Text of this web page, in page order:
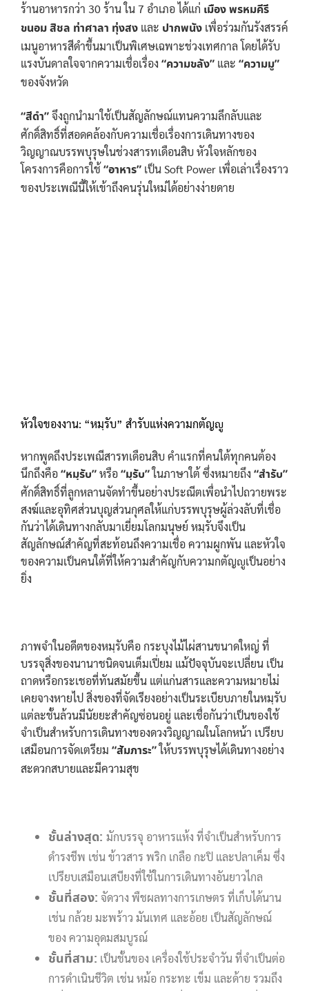
ร้านอาหารกว่า 30 ร้าน ใน 7 อำเภอ ได้แก่ เมือง พรหมคีรี
ขนอม สิชล ท่าศาลา ทุ่งสง และ ปากพนัง เพื่อร่วมกันรังสรรค์
เมนูอาหารสีดำขึ้นมาเป็นพิเศษเฉพาะช่วงเทศกาล โดยได้รับ
แรงบันดาลใจจากความเชื่อเรื่อง “ความขลัง” และ “ความมู”
ของจังหวัด
“สีดำ”จึงถูกนำมาใช้เป็นสัญลักษณ์แทนความลึกลับและ
ศักดิ์สิทธิ์ที่สอดคล้องกับความเชื่อเรื่องการเดินทางของ
วิญญาณบรรพบุรุษในช่วงสารทเดือนสิบ หัวใจหลักของ
โครงการคือการใช้ “อาหาร” เป็น Soft Power เพื่อเล่าเรื่องราว
ของประเพณีนี้ให้เข้าถึงคนรุ่นใหม่ได้อย่างง่ายดาย
หัวใจของงาน: “หมฺรับ” สำรับแห่งความกตัญญู
หากพูดถึงประเพณีสารทเดือนสิบ คำแรกที่คนใต้ทุกคนต้อง
นึกถึงคือ“หมฺรับ”หรือ“มฺรับ”ในภาษาใต้ ซึ่งหมายถึง “สำรับ”
ศักดิ์สิทธิ์ที่ลูกหลานจัดทำขึ้นอย่างประณีตเพื่อนำไปถวายพระ
สงฆ์และอุทิศส่วนบุญส่วนกุศลให้แก่บรรพบุรุษผู้ล่วงลับที่เชื่อ
กันว่าได้เดินทางกลับมาเยี่ยมโลกมนุษย์ หมฺรับจึงเป็น
สัญลักษณ์สำคัญที่สะท้อนถึงความเชื่อ ความผูกพัน และหัวใจ
ของความเป็นคนใต้ที่ให้ความสำคัญกับความกตัญญูเป็นอย่าง
ยิ่ง
ภาพจำในอดีตของหมฺรับคือ กระบุงไม้ไผ่สานขนาดใหญ่ ที่
บรรจุสิ่งของนานาชนิดจนเต็มเปี่ยม แม้ปัจจุบันจะเปลี่ยน เป็น
ถาดหรือกระเชอที่ทันสมัยขึ้น แต่แก่นสารและความหมายไม่
เคยจางหายไป สิ่งของที่จัดเรียงอย่างเป็นระเบียบภายในหมฺรับ
แต่ละชั้นล้วนมีนัยยะสำคัญซ่อนอยู่ และเชื่อกันว่าเป็นของใช้
จำเป็นสำหรับการเดินทางของดวงวิญญาณในโลกหน้า เปรียบ
เสมือนการจัดเตรียม “สัมภาระ”ให้บรรพบุรุษได้เดินทางอย่าง
สะดวกสบายและมีความสุข
ชั้นล่างสุด: มักบรรจุ อาหารแห้ง ที่จำเป็นสำหรับการ
ดำรงชีพ เช่น ข้าวสาร พริก เกลือ กะปิ และปลาเค็ม ซึ่ง
เปรียบเสมือนเสบียงที่ใช้ในการเดินทางอันยาวไกล
ชั้นที่สอง: จัดวาง พืชผลทางการเกษตร ที่เก็บได้นาน
เช่น กล้วย มะพร้าว มันเทศ และอ้อย เป็นสัญลักษณ์
ของ ความอุดมสมบูรณ์
ชั้นที่สาม: เป็นชั้นของ เครื่องใช้ประจำวัน ที่จำเป็นต่อ
การดำเนินชีวิต เช่น หม้อ กระทะ เข็ม และด้าย รวมถึง